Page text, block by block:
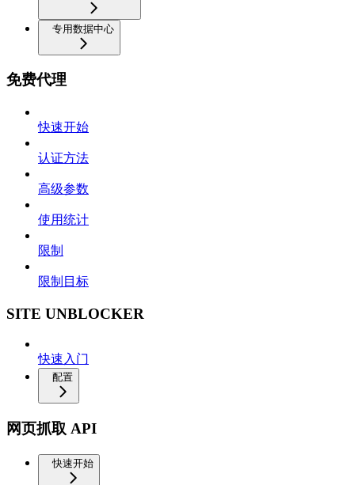
专用数据中心
免费代理
快速开始
认证方法
高级参数
使用统计
限制
限制目标
SITE UNBLOCKER
快速入门
配置
网页抓取 API
快速开始